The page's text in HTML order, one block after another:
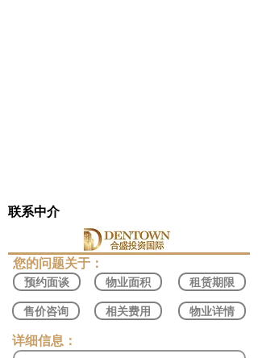
联系中介
​您的问题关于：
预约面谈
售价咨询
物业面积
相关费用
租赁期限
物业详情
​详细信息：